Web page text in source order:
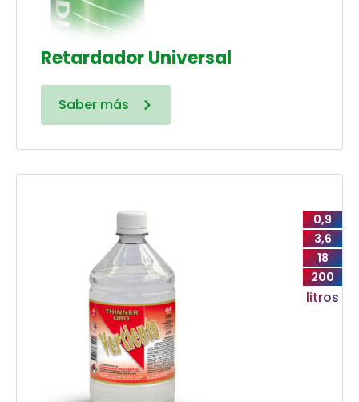
Retardador Universal
Saber más
0,9
3,6
18
200
litros